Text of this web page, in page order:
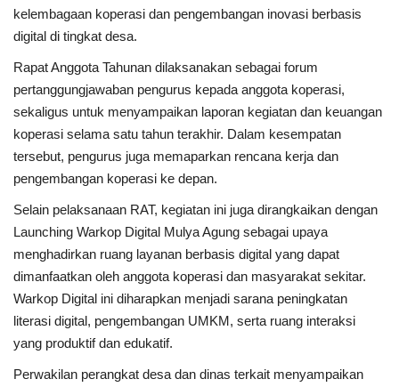
kelembagaan koperasi dan pengembangan inovasi berbasis
digital di tingkat desa.
Rapat Anggota Tahunan dilaksanakan sebagai forum
pertanggungjawaban pengurus kepada anggota koperasi,
sekaligus untuk menyampaikan laporan kegiatan dan keuangan
koperasi selama satu tahun terakhir. Dalam kesempatan
tersebut, pengurus juga memaparkan rencana kerja dan
pengembangan koperasi ke depan.
Selain pelaksanaan RAT, kegiatan ini juga dirangkaikan dengan
Launching Warkop Digital Mulya Agung sebagai upaya
menghadirkan ruang layanan berbasis digital yang dapat
dimanfaatkan oleh anggota koperasi dan masyarakat sekitar.
Warkop Digital ini diharapkan menjadi sarana peningkatan
literasi digital, pengembangan UMKM, serta ruang interaksi
yang produktif dan edukatif.
Perwakilan perangkat desa dan dinas terkait menyampaikan